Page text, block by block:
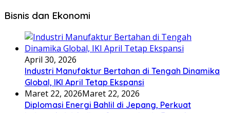
Bisnis dan Ekonomi
April 30, 2026
Industri Manufaktur Bertahan di Tengah Dinamika
Global, IKI April Tetap Ekspansi
Maret 22, 2026Maret 22, 2026
Diplomasi Energi Bahlil di Jepang, Perkuat